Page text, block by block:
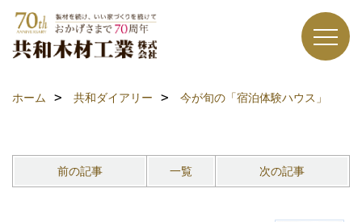
ホーム 共和ダイアリー 今が旬の「宿泊体験ハウス」
前の記事 一覧 次の記事